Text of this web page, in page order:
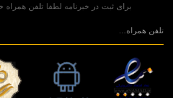
برای ثبت در خبرنامه لطفا تلفن همراه